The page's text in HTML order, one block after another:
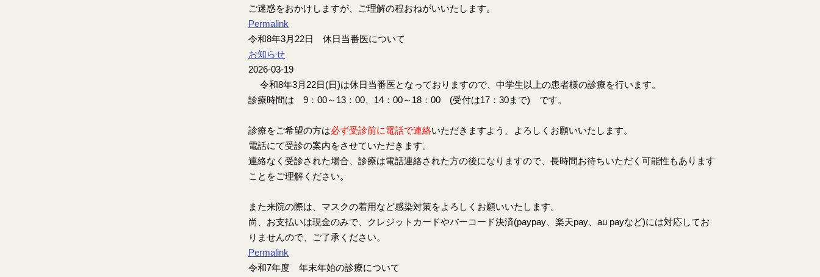
ご迷惑をおかけしますが、ご理解の程おねがいいたします。
Permalink
令和8年3月22日 休日当番医について
お知らせ
2026-03-19
令和8年3月22日(日)は休日当番医となっておりますので、中学生以上の患者様の診療を行います。
診療時間は 9：00～13：00、14：00～18：00 (受付は17：30まで) です。
診療をご希望の方は必ず受診前に電話で連絡いただきますよう、よろしくお願いいたします。
電話にて受診の案内をさせていただきます。
連絡なく受診された場合、診療は電話連絡された方の後になりますので、長時間お待ちいただく可能性もあります
ことをご理解ください。
また来院の際は、マスクの着用など感染対策をよろしくお願いいたします。
尚、お支払いは現金のみで、クレジットカードやバーコード決済(paypay、楽天pay、au payなど)には対応してお
りませんので、ご了承ください。
Permalink
令和7年度 年末年始の診療について